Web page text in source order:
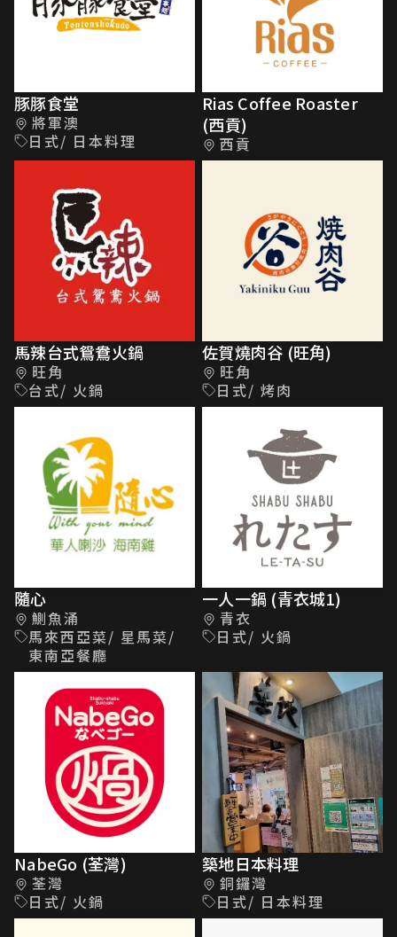
豚豚食堂
將軍澳
日式/ 日本料理
Rias Coffee Roaster
(西貢)
西貢
馬辣台式鴛鴦火鍋
旺角
台式/ 火鍋
佐賀燒肉谷 (旺角)
旺角
日式/ 烤肉
隨心
鰂魚涌
馬來西亞菜/ 星馬菜/
東南亞餐廳
一人一鍋 (青衣城1)
青衣
日式/ 火鍋
NabeGo (荃灣)
荃灣
日式/ 火鍋
築地日本料理
銅鑼灣
日式/ 日本料理